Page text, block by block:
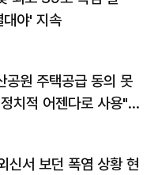
야' 지속
공원 주택공급 동의 못
치적 어젠다로 사용"
신서 보던 폭염 상황 현